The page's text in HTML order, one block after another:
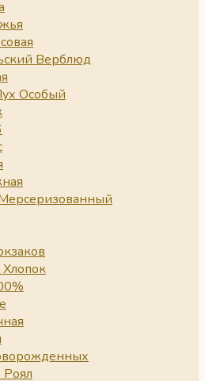
Верблюд
Особый
Хлопок